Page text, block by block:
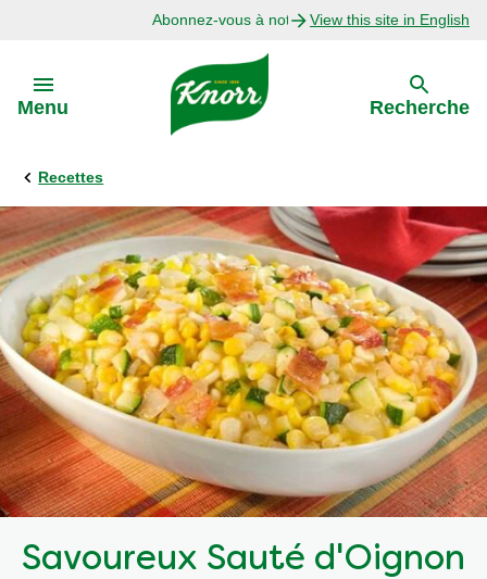
Abonnez-vous à notre infolettreView this site in English
Menu
Précédent
Explorer
Recettes avec Bouillon
Recettes par Ingrédient
Recettes par Occasion
Recettes par Type de Plat
Recherche
Recettes
Savoureux Sauté d'Oignon